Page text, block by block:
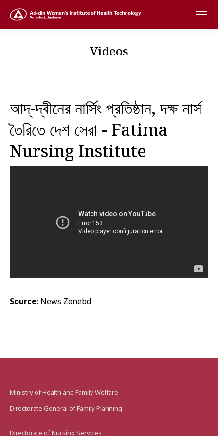
Videos
আদ্-দ্বীনের নার্সিং প্রতিষ্ঠান, দক্ষ নার্স
তৈরিতে দেশ সেরা - Fatima
Nursing Institute
Source: News Zonebd
Ministry of Health and Family Welfare
Directorate General of Family Planning
Directorate of Nursing Services